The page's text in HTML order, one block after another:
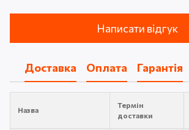
Написати відгук
Доставка Оплата Гарантія
Назва
Термін
доставки